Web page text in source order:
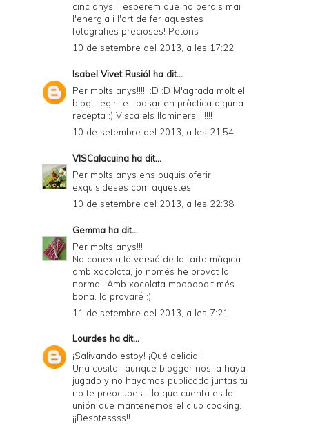
cinc anys. I esperem que no perdis mai
l'energia i l'art de fer aquestes
fotografies precioses! Petons
10 de setembre del 2013, a les 17:22
Isabel Vivet Rusiól ha dit...
Per molts anys!!!!! :D :D M'agrada molt el
blog, llegir-te i posar en pràctica alguna
recepta :) Visca els llaminers!!!!!!!!
10 de setembre del 2013, a les 21:54
VISCalacuina ha dit...
Per molts anys ens puguis oferir
exquisideses com aquestes!
10 de setembre del 2013, a les 22:38
Gemma ha dit...
Per molts anys!!!
No conexia la versió de la tarta màgica
amb xocolata, jo només he provat la
normal. Amb xocolata moooooolt més
bona, la provaré ;)
11 de setembre del 2013, a les 7:21
Lourdes ha dit...
¡Salivando estoy! ¡Qué delicia!
Una cosita.. aunque blogger nos la haya
jugado y no hayamos publicado juntas tú
no te preocupes... lo que cuenta es la
unión que mantenemos el club cooking.
¡¡Besotessss!!